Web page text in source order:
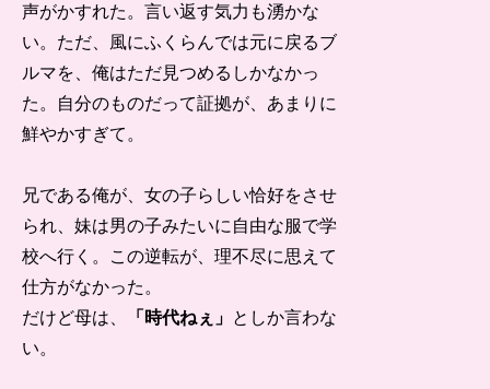
声がかすれた。言い返す気力も湧かな
い。ただ、風にふくらんでは元に戻るブ
ルマを、俺はただ見つめるしかなかっ
た。自分のものだって証拠が、あまりに
鮮やかすぎて。
兄である俺が、女の子らしい恰好をさせ
られ、妹は男の子みたいに自由な服で学
校へ行く。この逆転が、理不尽に思えて
仕方がなかった。
だけど母は、
「時代ねぇ」 としか言わな
い。